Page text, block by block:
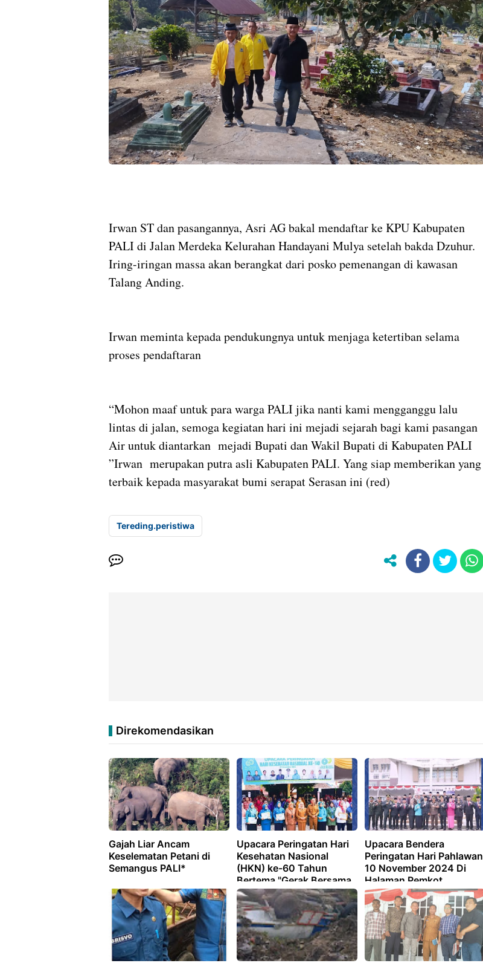
Irwan ST dan pasangannya, Asri AG bakal mendaftar ke KPU Kabupaten
PALI di Jalan Merdeka Kelurahan Handayani Mulya setelah bakda Dzuhur.
Iring-iringan massa akan berangkat dari posko pemenangan di kawasan
Talang Anding.
Irwan meminta kepada pendukungnya untuk menjaga ketertiban selama
proses pendaftaran
“Mohon maaf untuk para warga PALI jika nanti kami mengganggu lalu
lintas di jalan, semoga kegiatan hari ini mejadi sejarah bagi kami pasangan
Air untuk diantarkan mejadi Bupati dan Wakil Bupati di Kabupaten PALI
”Irwan merupakan putra asli Kabupaten PALI. Yang siap memberikan yang
terbaik kepada masyarakat bumi serapat Serasan ini (red)
Tereding.peristiwa
Direkomendasikan
Gajah Liar Ancam
Keselematan Petani di
Semangus PALI*
Upacara Peringatan Hari
Kesehatan Nasional
(HKN) ke-60 Tahun
Bertema "Gerak Bersama
Sehat Bersama"
Upacara Bendera
Peringatan Hari Pahlawan
10 November 2024 Di
Halaman Pemkot
Prabumulih